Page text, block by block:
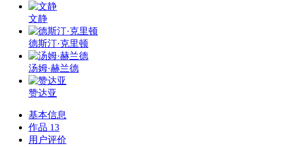
文静
德斯汀·克里顿
汤姆·赫兰德
赞达亚
基本信息
作品 13
用户评价